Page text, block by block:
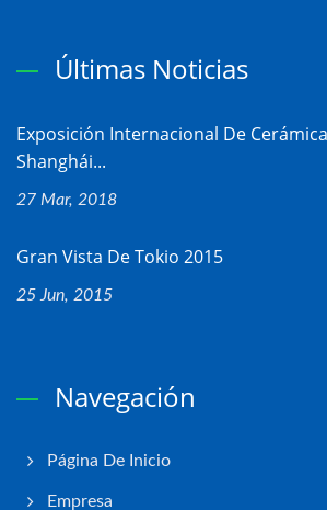
Últimas Noticias
Exposición Internacional De
Shanghái...
27 Mar, 2018
Gran Vista De Tokio 2015
25 Jun, 2015
Navegación
Página De Inicio
Empresa